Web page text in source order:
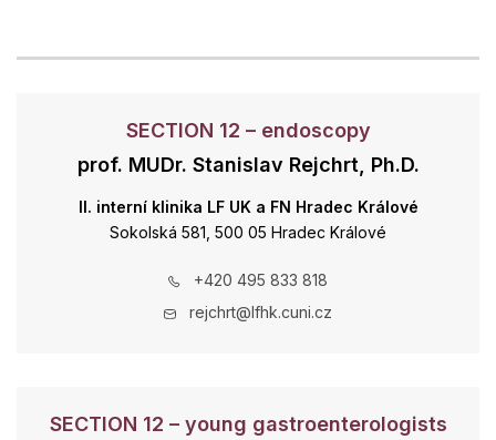
SECTION 12 – endoscopy
prof. MUDr. Stanislav Rejchrt, Ph.D.
II. interní klinika LF UK a FN Hradec Králové
Sokolská 581, 500 05 Hradec Králové
+420 495 833 818
rejchrt@lfhk.cuni.cz
SECTION 12 – young gastroenterologists